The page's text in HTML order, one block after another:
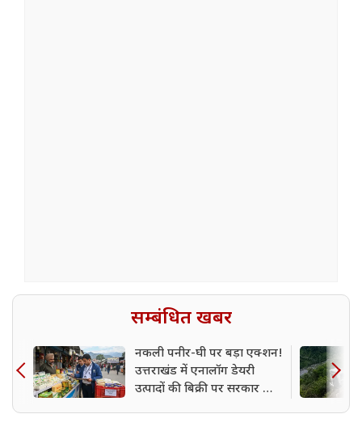
सम्बंधित खबर
नकली पनीर-घी पर बड़ा एक्शन!
उत्तराखंड में एनालॉग डेयरी
उत्पादों की बिक्री पर सरकार का